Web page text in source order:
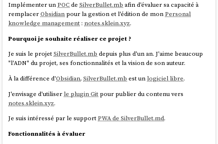
En finissant cette note, je viens de découvrircet exempledans la
documentation.
pourrais faire desFuzzy Search sans utiliser l'option
J'ai commencé l'implémentation dans la branchengram-tokenizer
mais je m'arrête là pour aujourd'hui. En tout, ce weekend, j'ai passé
4h30 sur ce sujet 😮.
J'espère tester cette implémentation d'ici à quelques jours.
Je souhaite aussi essayer prochainement de migrer de
versOpenSearch
Implémenter unPOCdeSilverBullet.mb afin d'évaluer sa capacité à
remplacerObsidian pour la gestion et l'édition de monPersonal
knowledge management : notes.sklein.xyz.
Pourquoi je souhaite réaliser ce projet ?
Je suis le projetSilverBullet.mbdepuis plus d'un an. J'aime beaucoup
"l'ADN" du projet, ses fonctionnalités et la vision de son auteur.
À la différence d'Obsidian,SilverBullet.mb est un logiciel libre.
J'envisage d'utiliser le plugin Git pour publier du contenu vers
notes.sklein.xyz.
Je suis intéressé par le supportPWA de SilverBullet.md.
Fonctionnalités à évaluer